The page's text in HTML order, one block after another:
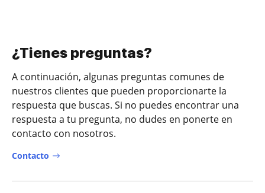
¿Tienes preguntas?
A continuación, algunas preguntas comunes de
nuestros clientes que pueden proporcionarte la
respuesta que buscas. Si no puedes encontrar una
respuesta a tu pregunta, no dudes en ponerte en
contacto con nosotros.
Contacto